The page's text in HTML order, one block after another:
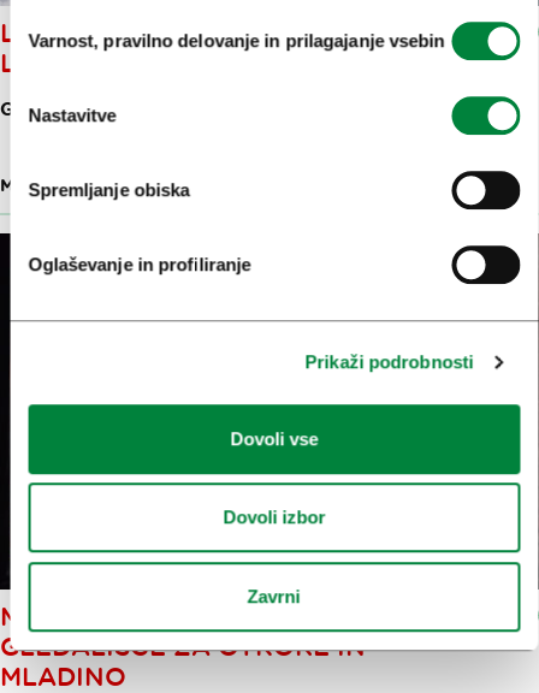
soglasja
Varnost, pravilno delovanje in prilagajanje vsebin
Nastavitve
Spremljanje obiska
Oglaševanje in profiliranje
Prikaži podrobnosti
Dovoli vse
Dovoli izbor
Zavrni
LUTKOVNI MUZEJ NA
LJUBLJANSKEM GRADU
GRAJSKA PLANOTA 1
MUZEJI 32 M
MINI TEATER LJUBLJANA:
GLEDALIŠČE ZA OTROKE IN
MLADINO